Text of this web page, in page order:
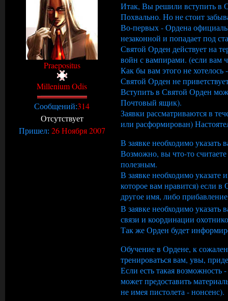
Praepositus
Millenium Odis
Сообщений:314
Отсутствует
Пришел: 26 Ноября 2007
Итак, Вы решили вступить в
Похвально. Но не стоит
Во-первых - Ордена
незаконной и попадает под
Святой Орден действует на
войн с вампирами. (если вам
Как бы вам этого не
Святой Орден не
Вступить в Святой Орден
Почтовый ящик).
Заявки рассматриваются в
или расформирован)
В заявке необходимо
Возможно, вы что-то
полезным.
В заявке необходимо
которое вам нравится) если
другое имя, либо
В заявке необходимо указать
связи и координации
Так же Орден будет
Обучение в Ордене, к
тренироваться вам, увы,
Если есть такая
может предоставить
не имея пистолета - нонсенс).